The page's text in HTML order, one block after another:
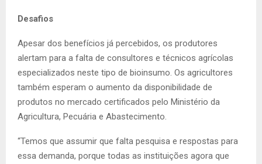
Desafios
Apesar dos benefícios já percebidos, os produtores
alertam para a falta de consultores e técnicos agrícolas
especializados neste tipo de bioinsumo. Os agricultores
também esperam o aumento da disponibilidade de
produtos no mercado certificados pelo Ministério da
Agricultura, Pecuária e Abastecimento.
“Temos que assumir que falta pesquisa e respostas para
essa demanda, porque todas as instituições agora que